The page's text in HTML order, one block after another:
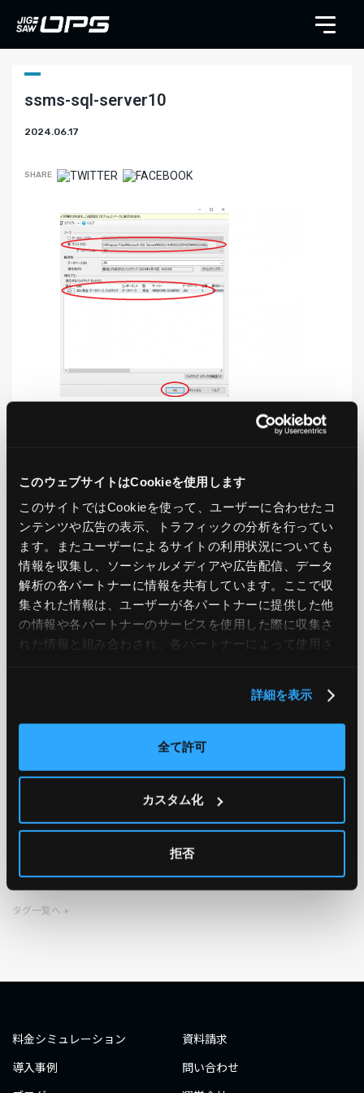
このウェブサイトはCookieを使用します
このサイトではCookieを使って、ユーザーに合わせたコ
ンテンツや広告の表示、トラフィックの分析を行ってい
ます。またユーザーによるサイトの利用状況についても
情報を収集し、ソーシャルメディアや広告配信、データ
解析の各パートナーに情報を共有しています。ここで収
集された情報は、ユーザーが各パートナーに提供した他
の情報や各パートナーのサービスを使用した際に収集さ
れた情報と組み合わされ、各パートナーによって使用さ
詳細を表示
全て許可
カスタム化
拒否
ssms-sql-server10
2024.06.17
SHARE
PREV NEXT
BACK TO LIST
CATEGORY
ON PREMISE
SECURITY OPTION
#エンジニア #AWS re:Invent 2019 #奮闘記
#構築
#エンジニア
#ダミーダミー
タグ一覧へ
料金シミュレーション
導入事例
資料請求
問い合わせ